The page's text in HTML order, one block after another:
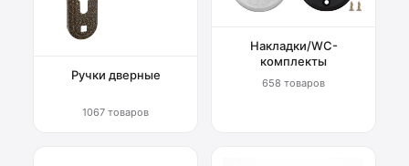
Ручки дверные
1067 товаров
Накладки/WC-
комплекты
658 товаров